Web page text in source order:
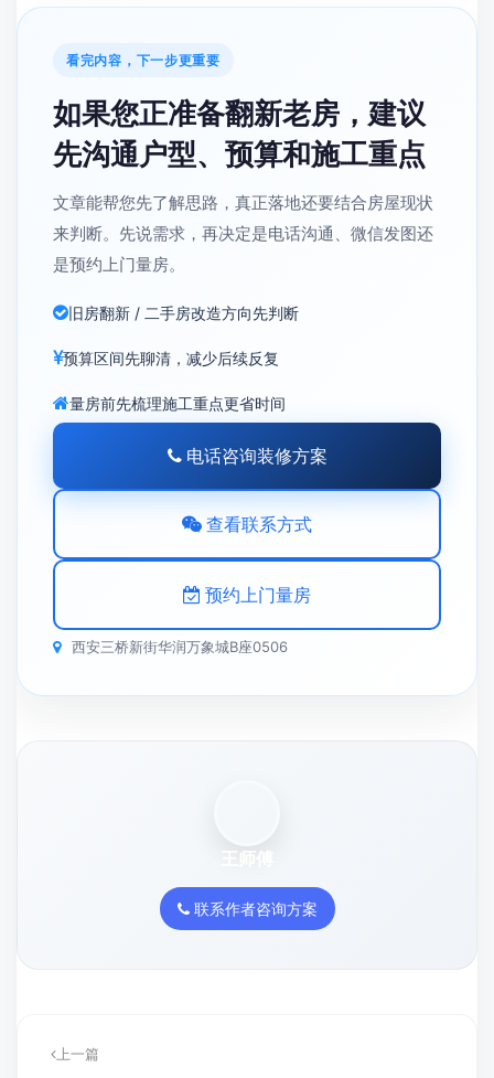
看完内容，下一步更重要
如果您正准备翻新老房，建议
先沟通户型、预算和施工重点
文章能帮您先了解思路，真正落地还要结合房屋现状
来判断。先说需求，再决定是电话沟通、微信发图还
是预约上门量房。
旧房翻新 / 二手房改造方向先判断
预算区间先聊清，减少后续反复
量房前先梳理施工重点更省时间
电话咨询装修方案
查看联系方式
预约上门量房
西安三桥新街华润万象城B座0506
王师傅
联系作者咨询方案
上一篇